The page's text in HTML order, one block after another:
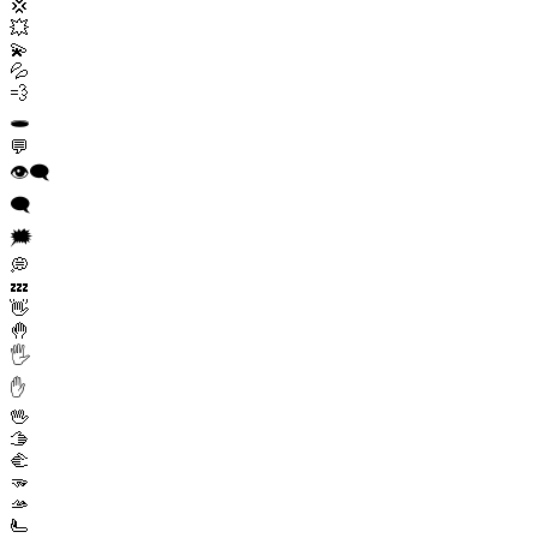
💢
💥
💫
💦
💨
🕳️
💬
👁️‍🗨️
🗨️
🗯️
💭
💤
👋
🤚
🖐️
✋
🖖
🫱
🫲
🫳
🫴
🫷